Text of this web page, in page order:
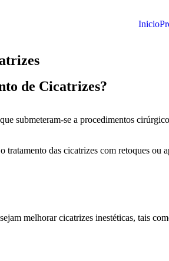
Inicio
de Cicatrizes?
submeteram-se a procedimentos
tratamento das cicatrizes com retoques ou
melhorar cicatrizes inestéticas, tais